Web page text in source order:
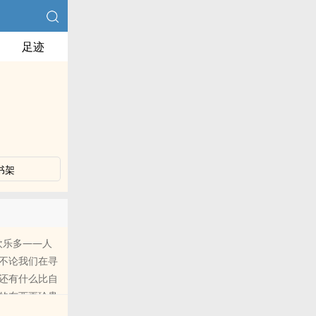
足迹
架
乐多——人
论我们在寻
有什么比自
东西更珍贵